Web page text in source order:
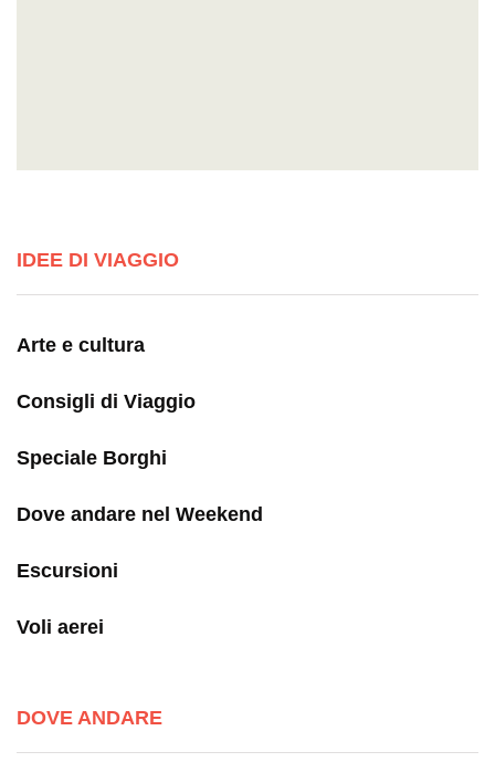
IDEE DI VIAGGIO
Arte e cultura
Consigli di Viaggio
Speciale Borghi
Dove andare nel Weekend
Escursioni
Voli aerei
DOVE ANDARE